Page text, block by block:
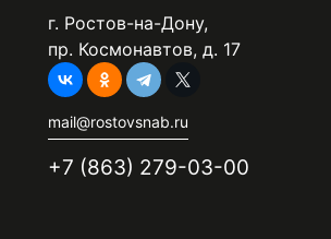
г. Ростов-на-Дону,
пр. Космонавтов, д. 17
mail@rostovsnab.ru
+7 (863) 279-03-00